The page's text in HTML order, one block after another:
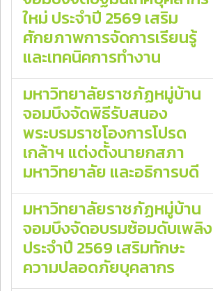
ใหม่ ประจำปี 2569 เสริม
ศักยภาพการจัดการเรียนรู้
และเทคนิคการทำงาน
มหาวิทยาลัยราชภัฏหมู่บ้าน
จอมบึงจัดพิธีรับสนอง
พระบรมราชโองการโปรด
เกล้าฯ แต่งตั้งนายกสภา
มหาวิทยาลัย และอธิการบดี
มหาวิทยาลัยราชภัฏหมู่บ้าน
จอมบึงจัดอบรมซ้อมดับเพลิง
ประจำปี 2569 เสริมทักษะ
ความปลอดภัยบุคลากร